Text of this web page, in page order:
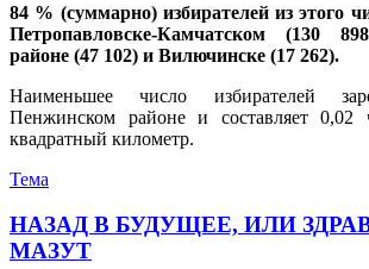
84 % (суммарно) избирателей из этого
Петропавловске-Камчатском (130
районе (47 102) и Вилючинске (17 262).
Наименьшее число избирателей
Пенжинском районе и составляет 0,02
квадратный километр.
Тема
НАЗАД В БУДУЩЕЕ, ИЛИ
МАЗУТ